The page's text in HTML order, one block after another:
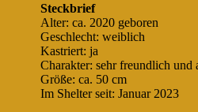
Steckbrief
Alter: ca. 2020 geboren
Geschlecht: weiblich
Kastriert: ja
Charakter: sehr freundlich und
Größe: ca. 50 cm
Im Shelter seit: Januar 2023